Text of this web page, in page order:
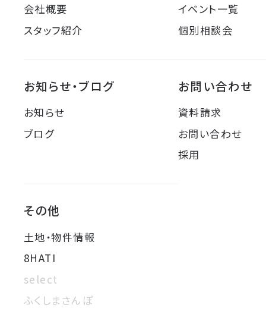
会社概要
スタッフ紹介
イベント一覧
個別相談会
お知らせ・ブログ
お知らせ
ブログ
お問い合わせ
資料請求
お問い合わせ
採用
その他
土地・物件情報
8HATI
select
ふくしまさんぽ